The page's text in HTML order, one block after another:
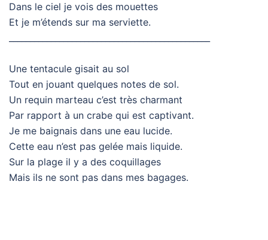
Dans le ciel je vois des mouettes
Et je m’étends sur ma serviette.
Une tentacule gisait au sol
Tout en jouant quelques notes de sol.
Un requin marteau c’est très charmant
Par rapport à un crabe qui est captivant.
Je me baignais dans une eau lucide.
Cette eau n’est pas gelée mais liquide.
Sur la plage il y a des coquillages
Mais ils ne sont pas dans mes bagages.